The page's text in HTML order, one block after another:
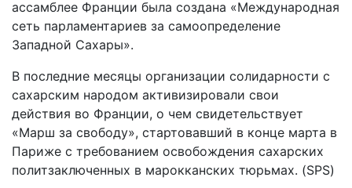
ассамблее Франции была создана «Международная
сеть парламентариев за самоопределение
Западной Сахары».
В последние месяцы организации солидарности с
сахарским народом активизировали свои
действия во Франции, о чем свидетельствует
«Марш за свободу», стартовавший в конце марта в
Париже с требованием освобождения сахарских
политзаключенных в марокканских тюрьмах. (SPS)